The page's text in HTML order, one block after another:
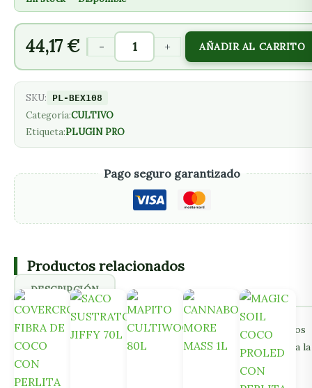
44,17€ - + AÑADIR AL CARRITO
SKU: PL-BEX108
Categoría:CULTIVO
Etiqueta:PLUGIN PRO
Pago seguro garantizado
DESCRIPCIÓN
Este complemento, facilita la extracción al unísono de todos
los plugs enraizados. Basta con aplicar una suave presión a la
bandeja de plugins, para valora el estado de las raices, y
facilitar la extracción de las plántulas más avanzadas.
Productos relacionados